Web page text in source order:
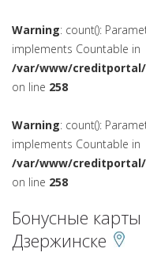
Warning: count():
implements Countable in
/var/www/
on line 258
Warning: count():
implements Countable in
/var/www/
on line 258
Бонусные
Дзержинске